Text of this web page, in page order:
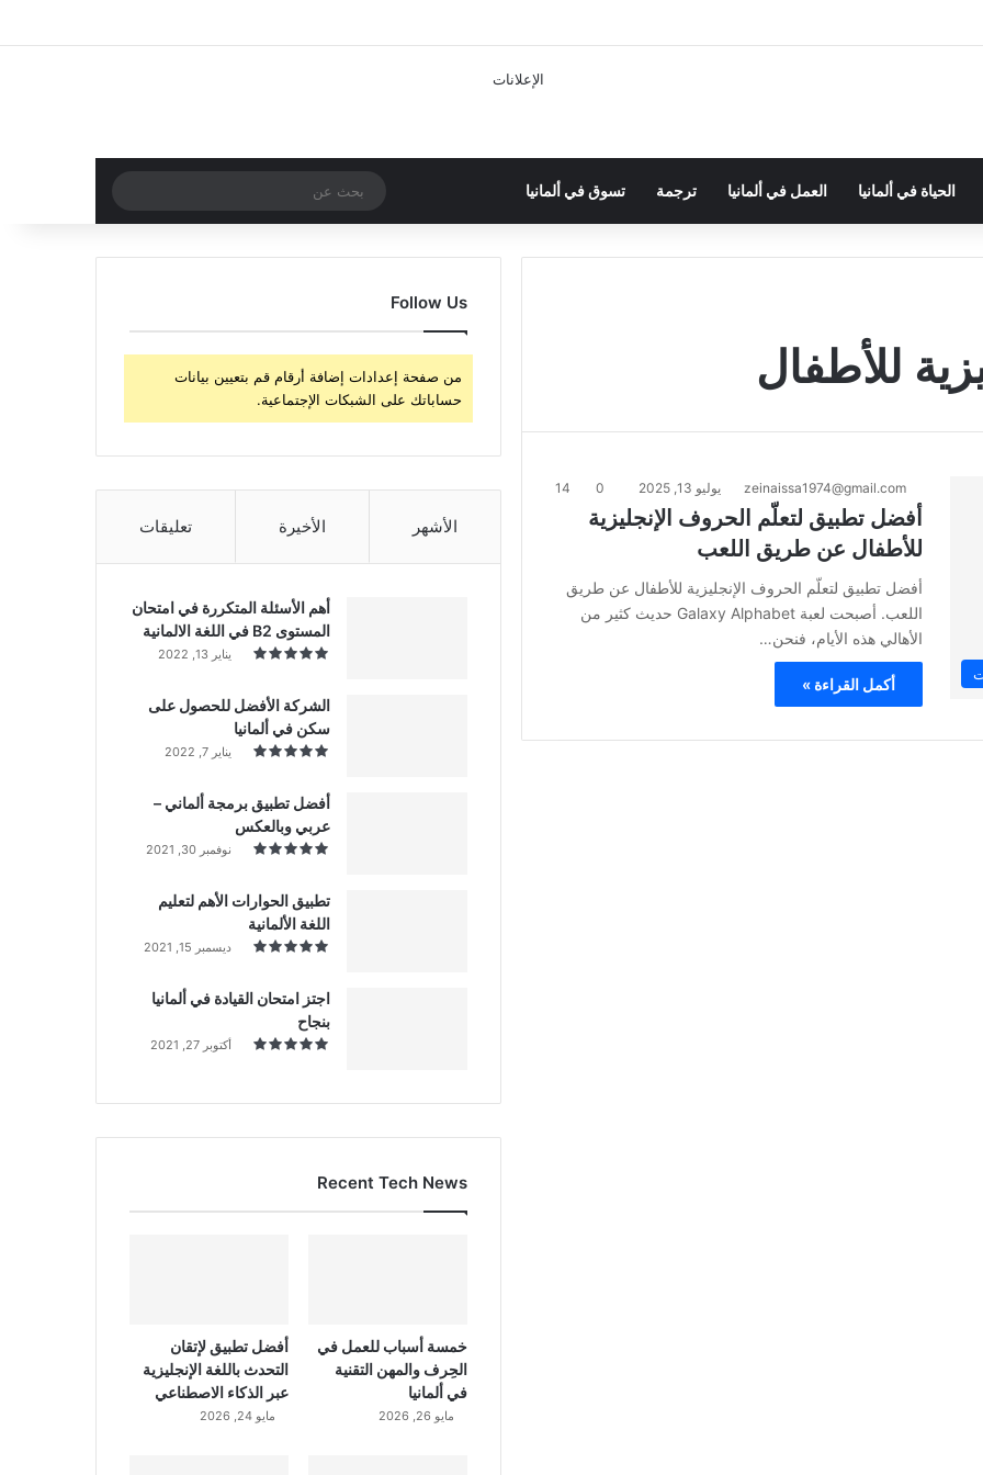
الإعلانات
الحياة في ألمانيا العمل في ألمانيا ترجمة تسوق في ألمانيا مقال عشوائي
عن
للأطفال
zeinaissa1974@gmail.com يوليو 13, 2025 0
14
أفضل تطبيق لتعلّم الحروف الإنجليزية
للأطفال عن طريق اللعب
أفضل تطبيق لتعلّم الحروف الإنجليزية للأطفال عن طريق
اللعب. أصبحت لعبة Galaxy Alphabet حديث كثير من
الأهالي هذه الأيام، فنحن…
أكمل القراءة »
Follow Us
من صفحة إعدادات إضافة أرقام قم بتعيين بيانات
حساباتك على الشبكات الإجتماعية.
الأشهر الأخيرة تعليقات
أهم الأسئلة المتكررة في امتحان
المستوى B2 في اللغة الالمانية
يناير 13, 2022
الشركة الأفضل للحصول على
سكن في ألمانيا
يناير 7, 2022
أفضل تطبيق برمجة ألماني –
عربي وبالعكس
نوفمبر 30, 2021
تطبيق الحوارات الأهم لتعليم
اللغة الألمانية
ديسمبر 15, 2021
اجتز امتحان القيادة في ألمانيا
بنجاح
أكتوبر 27, 2021
Recent Tech News
خمسة أسباب للعمل في
الحِرف والمهن التقنية
في ألمانيا
مايو 26, 2026
أفضل تطبيق لإتقان
التحدث باللغة الإنجليزية
عبر الذكاء الاصطناعي
مايو 24, 2026